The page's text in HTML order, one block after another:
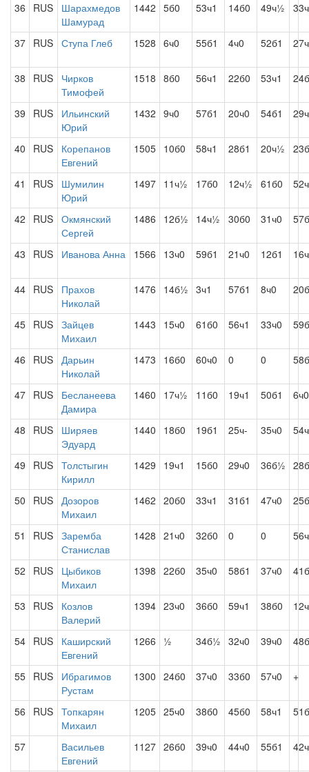
36 RUS
Шарахмедов
Шамурад
1442 5б0 53ч1 14б0 49ч½
37 RUS Ступа Глеб 1528 6ч0 55б1 4ч0 52б1
38 RUS
Чирков
Тимофей
1518 8б0 56ч1 22б0 53ч1
39 RUS
Ильинский
Юрий
1432 9ч0 57б1 20ч0 54б1
40 RUS
Корепанов
Евгений
1505 10б0 58ч1 28б1 20ч½
41 RUS
Шумилин
Юрий
1497 11ч½ 17б0 12ч½ 61б0
42 RUS Окмянский
Сергей
1486 12б½ 14ч½ 30б0 31ч0
43 RUS Иванова Анна 1566 13ч0 59б1 21ч0 12б1
44 RUS
Прахов
Николай
1476 14б½ 3ч1 57б1 8ч0
45 RUS Зайцев
Михаил
1443 15ч0 61б0 56ч1 33ч0
46 RUS Дарьин
Николай
1473 16б0 60ч0 0 0
47 RUS
Бесланеева
Дамира
1460 17ч½ 11б0 19ч1 50б1 6ч0
48 RUS
Ширяев
Эдуард
1440 18б0 19б1 25ч- 35ч0
49 RUS Толстыгин
Кирилл
1429 19ч1 15б0 29ч0 36б½
50 RUS Дозоров
Михаил
1462 20б0 33ч1 31б1 47ч0
51 RUS Заремба
Станислав
1428 21ч0 32б0 0 0
52 RUS
Цыбиков
Михаил
1398 22б0 35ч0 58б1 37ч0
53 RUS
Козлов
Валерий
1394 23ч0 36б0 59ч1 38б0
54 RUS
Каширский
Евгений
1266 ½ 34б½ 32ч0 39ч0
55 RUS
Ибрагимов
Рустам
1300 24б0 37ч0 33б0 57ч0 +
56 RUS Топкарян
Михаил
1205 25ч0 38б0 45б0 58ч1
57
Васильев
Евгений
1127 26б0 39ч0 44ч0 55б1